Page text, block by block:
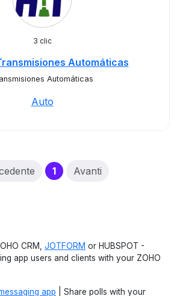
3 clic
Automáticas
Automáticas
Auto
1(current)
Avanti
CRM, JOTFORM or HUBSPOT -
app users and clients with your ZOHO
app | Share polls with your